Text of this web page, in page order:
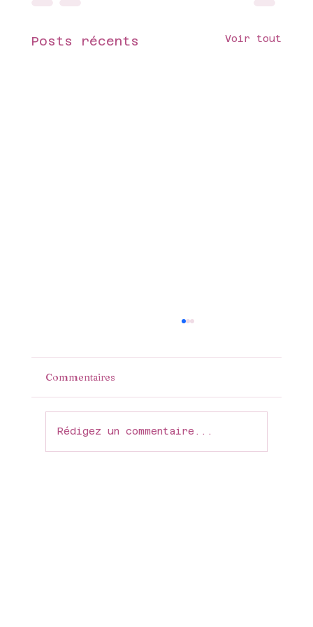
Posts récents Voir tout
Maman
Commentaires
Rédigez un commentaire...